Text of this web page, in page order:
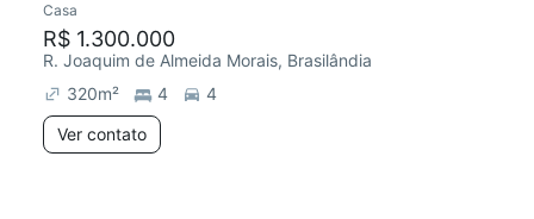
Casa
R$ 1.300.000
R. Joaquim de Almeida Morais, Brasilândia
320m² 4
4
Ver contato